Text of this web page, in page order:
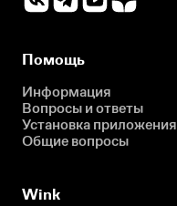
Помощь
Информация
Вопросы и ответы
Установка приложения
Общие вопросы
Wink